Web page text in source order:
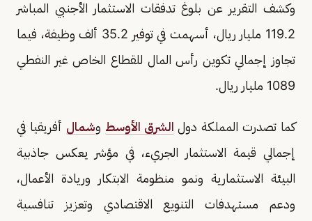
وكشف التقرير عن بلوغ تدفقات الاستثمار الأجنبي المباشر
119.2 مليار ريال، أسهمت في توفير 35.2 ألف وظيفة، فيما
تجاوز إجمالي تكوين رأس المال للقطاع الخاص غير النفطي
1089 مليار ريال.
كما تصدرت المملكة دول الشرق الأوسط وشمال أفريقيا في
إجمالي قيمة الاستثمار الجريء، في مؤشر يعكس جاذبية
البيئة الاستثمارية ونمو منظومة الابتكار وريادة الأعمال،
ودعم مستهدفات التنويع الاقتصادي وتعزيز تنافسية